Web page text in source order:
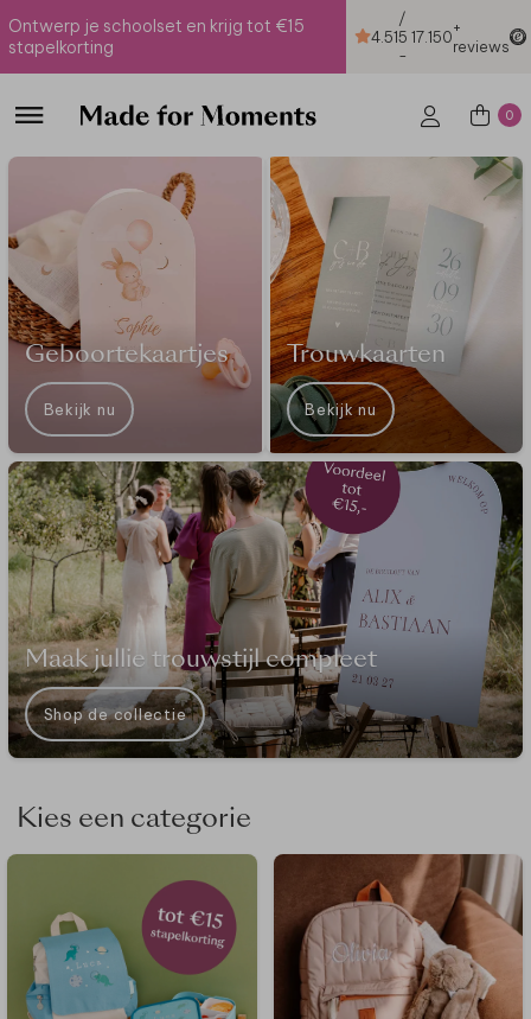
Ontwerp je schoolset en krijg tot €15
stapelkorting
4.51
/
5
-
17.150+
reviews
0
Geboortekaartjes
Bekijk nu
Trouwkaarten
Bekijk nu
Maak jullie trouwstijl compleet
Shop de collectie
Kies een categorie